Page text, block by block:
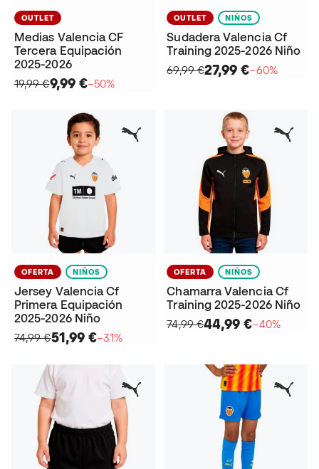
OUTLET
Medias Valencia CF
Tercera Equipación
2025-2026
19,99 €9,99 €−50%
OUTLET NIÑOS
Sudadera Valencia Cf
Training 2025-2026 Niño
69,99 €27,99 €−60%
OFERTA NIÑOS
Jersey Valencia Cf
Primera Equipación
2025-2026 Niño
74,99 €51,99 €−31%
OFERTA NIÑOS
Chamarra Valencia Cf
Training 2025-2026 Niño
74,99 €44,99 €−40%